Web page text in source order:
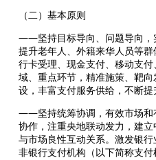
（二）基本原则
——坚持目标导向、问题导向，
提升老年人、外籍来华人员等
行卡受理、现金支付、移动支
域、重点环节，精准施策、靶
设，丰富支付服务供给，不断提
——坚持统筹协调，有效市场和
协作，注重央地联动发力，建
与市场良性互动关系。激发银行
非银行支付机构（以下简称支